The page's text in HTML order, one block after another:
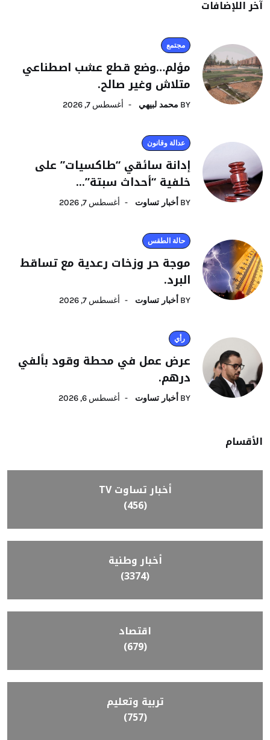
آخر اللإضافات
مجتمع
مؤلم…وضع قطع عشب اصطناعي
متلاش وغير صالح.
BY محمد لبيهي أغسطس 7, 2026
عدالة وقانون
إدانة سائقي “طاكسيات” على
خلفية “أحداث سبتة”...
BY أخبار تساوت أغسطس 7, 2026
حالة الطقس
موجة حر وزخات رعدية مع تساقط
البرد.
BY أخبار تساوت أغسطس 7, 2026
رأي
عرض عمل في محطة وقود بألفي
درهم.
BY أخبار تساوت أغسطس 6, 2026
الأقسام
أخبار تساوت TV
(456)
أخبار وطنية
(3374)
اقتصاد
(679)
تربية وتعليم
(757)